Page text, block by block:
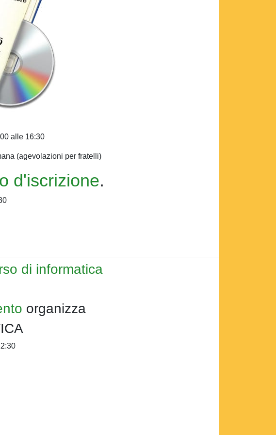
alle 16:30
(agevolazioni per fratelli)
d'iscrizione.
di informatica
organizza